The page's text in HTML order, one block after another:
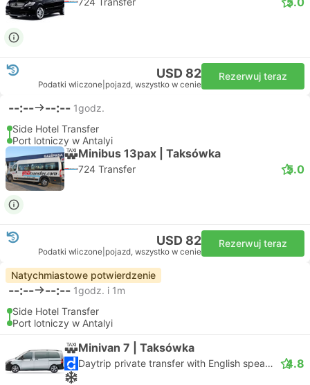
USD 82
Podatki wliczone pojazd, wszystko w cenie
Rezerwuj teraz
--:-- --:-- 1godz.
Side Hotel Transfer
Port lotniczy w Antalyi
Minibus 13pax | Taksówka
724 Transfer 5.0
USD 82
Podatki wliczone pojazd, wszystko w cenie
Rezerwuj teraz
Natychmiastowe potwierdzenie
--:-- --:-- 1godz. i 1m
Side Hotel Transfer
Port lotniczy w Antalyi
Minivan 7 | Taksówka
Daytrip private transfer with English speaking driver 4.8